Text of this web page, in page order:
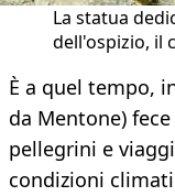
La statua
dell'ospizio, il
È a quel tempo,
da Mentone)
pellegrini e
condizioni